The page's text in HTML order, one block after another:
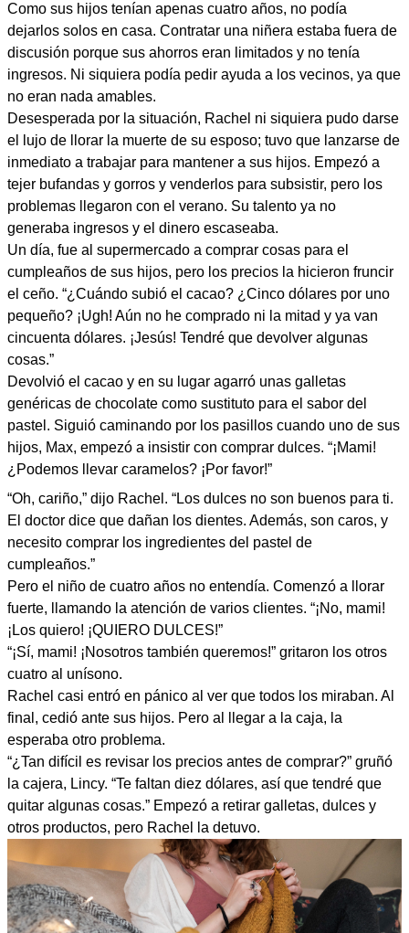
Como sus hijos tenían apenas cuatro años, no podía
dejarlos solos en casa. Contratar una niñera estaba fuera de
discusión porque sus ahorros eran limitados y no tenía
ingresos. Ni siquiera podía pedir ayuda a los vecinos, ya que
no eran nada amables.
Desesperada por la situación, Rachel ni siquiera pudo darse
el lujo de llorar la muerte de su esposo; tuvo que lanzarse de
inmediato a trabajar para mantener a sus hijos. Empezó a
tejer bufandas y gorros y venderlos para subsistir, pero los
problemas llegaron con el verano. Su talento ya no
generaba ingresos y el dinero escaseaba.
Un día, fue al supermercado a comprar cosas para el
cumpleaños de sus hijos, pero los precios la hicieron fruncir
el ceño. “¿Cuándo subió el cacao? ¿Cinco dólares por uno
pequeño? ¡Ugh! Aún no he comprado ni la mitad y ya van
cincuenta dólares. ¡Jesús! Tendré que devolver algunas
cosas.”
Devolvió el cacao y en su lugar agarró unas galletas
genéricas de chocolate como sustituto para el sabor del
pastel. Siguió caminando por los pasillos cuando uno de sus
hijos, Max, empezó a insistir con comprar dulces. “¡Mami!
¿Podemos llevar caramelos? ¡Por favor!”
“Oh, cariño,” dijo Rachel. “Los dulces no son buenos para ti.
El doctor dice que dañan los dientes. Además, son caros, y
necesito comprar los ingredientes del pastel de
cumpleaños.”
Pero el niño de cuatro años no entendía. Comenzó a llorar
fuerte, llamando la atención de varios clientes. “¡No, mami!
¡Los quiero! ¡QUIERO DULCES!”
“¡Sí, mami! ¡Nosotros también queremos!” gritaron los otros
cuatro al unísono.
Rachel casi entró en pánico al ver que todos los miraban. Al
final, cedió ante sus hijos. Pero al llegar a la caja, la
esperaba otro problema.
“¿Tan difícil es revisar los precios antes de comprar?” gruñó
la cajera, Lincy. “Te faltan diez dólares, así que tendré que
quitar algunas cosas.” Empezó a retirar galletas, dulces y
otros productos, pero Rachel la detuvo.